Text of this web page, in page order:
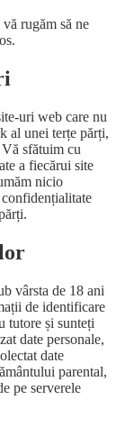
rugăm să ne
uri web care nu
al unei terțe părți,
sfătuim cu
a fiecărui site
nicio
vârsta de 18 ani
de identificare
tutore și sunteți
date personale,
date
parental,
pe serverele